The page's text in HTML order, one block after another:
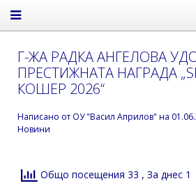
Г-ЖА РАДКА АНГЕЛОВА
ПРЕСТИЖНАТА НАГРАДА
КОШЕР 2026“
Написано от ОУ "Васил Априлов" на
Новини
Общо посещения 33 , За днес 1